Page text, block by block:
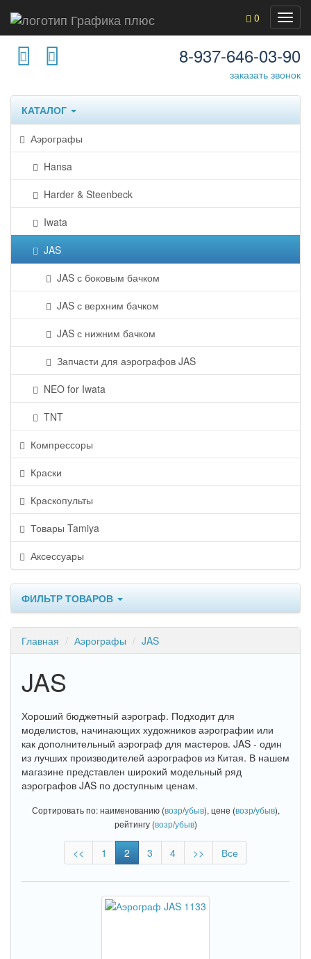
0
8-937-646-03-90
заказать звонок
КАТАЛОГ
Аэрографы
Hansa
Harder & Steenbeck
Iwata
JAS
JAS с боковым бачком
JAS с верхним бачком
JAS с нижним бачком
Запчасти для аэрографов JAS
NEO for Iwata
TNT
Компрессоры
Краски
Краскопульты
Товары Tamiya
Аксессуары
ФИЛЬТР ТОВАРОВ
Главная Аэрографы JAS
JAS
Хороший бюджетный аэрограф. Подходит для
моделистов, начинающих художников аэрографии или
как дополнительный аэрограф для мастеров. JAS - один
из лучших производителей аэрографов из Китая. В нашем
магазине представлен широкий модельный ряд
аэрографов JAS по доступным ценам.
Сортировать по: наименованию (возр/убыв), цене (возр/убыв),
рейтингу (возр/убыв)
<< 1 2 3 4 >> Все